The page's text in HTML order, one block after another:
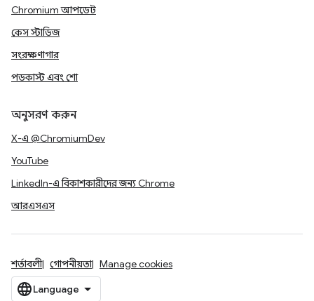
Chromium আপডেট
কেস স্টাডিজ
সংরক্ষণাগার
পডকাস্ট এবং শো
অনুসরণ করুন
X-এ @ChromiumDev
YouTube
LinkedIn-এ বিকাশকারীদের জন্য Chrome
আরএসএস
শর্তাবলী গোপনীয়তা Manage cookies